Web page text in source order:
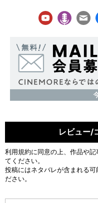
レビュー/
利用規約に同意の上、作品や
てください。
投稿にはネタバレが含まれる
ださい。